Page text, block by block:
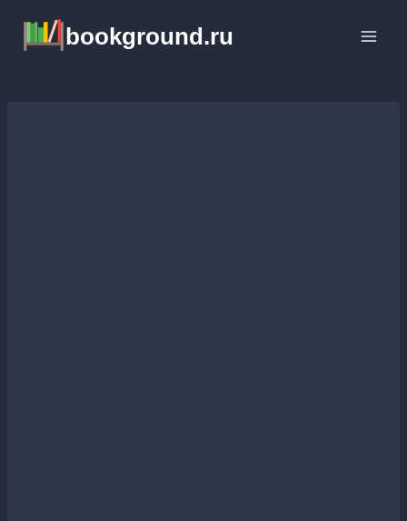
содержимому
bookground.ru